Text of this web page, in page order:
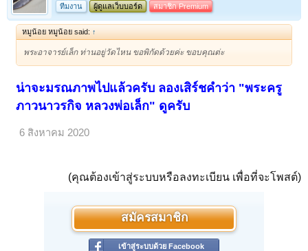
ทีมงาน
ผู้ดูแลเว็บบอร์ด สมาชิก Premium
หมูน้อย หมูน้อย said: ↑
พระอาจารย์เล็ก ท่านอยู่วัดไหน ขอพิกัดด้วยค่ะ ขอบคุณต่ะ
น่าจะมรณภาพไปแล้วครับ ลองเสิร์ชคำว่า "พระครู
ภาวนาวรกิจ หลวงพ่อเล็ก" ดูครับ
6 สิงหาคม 2020
(คุณต้องเข้าสู่ระบบหรือลงทะเบียน เพื่อที่จะโพสต์)
สมัครสมาชิก
เข้าสู่ระบบด้วย Facebook